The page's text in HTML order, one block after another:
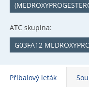
ATC skupina:
G03FA12
Příbalový leták